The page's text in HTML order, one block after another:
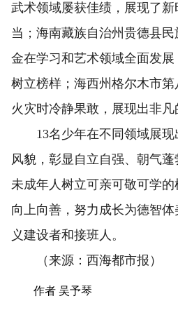
武术领域屡获佳绩，展现了
当；海南藏族自治州贵德县
金在学习和艺术领域全面发
树立榜样；海西州格尔木市
火灾时冷静果敢，展现出非凡
13名少年在不同领域展现
风貌，彰显自立自强、朝气
未成年人树立可亲可敬可学
向上向善，努力成长为德智
义建设者和接班人。
（来源：西海都市报）
作者 吴予琴